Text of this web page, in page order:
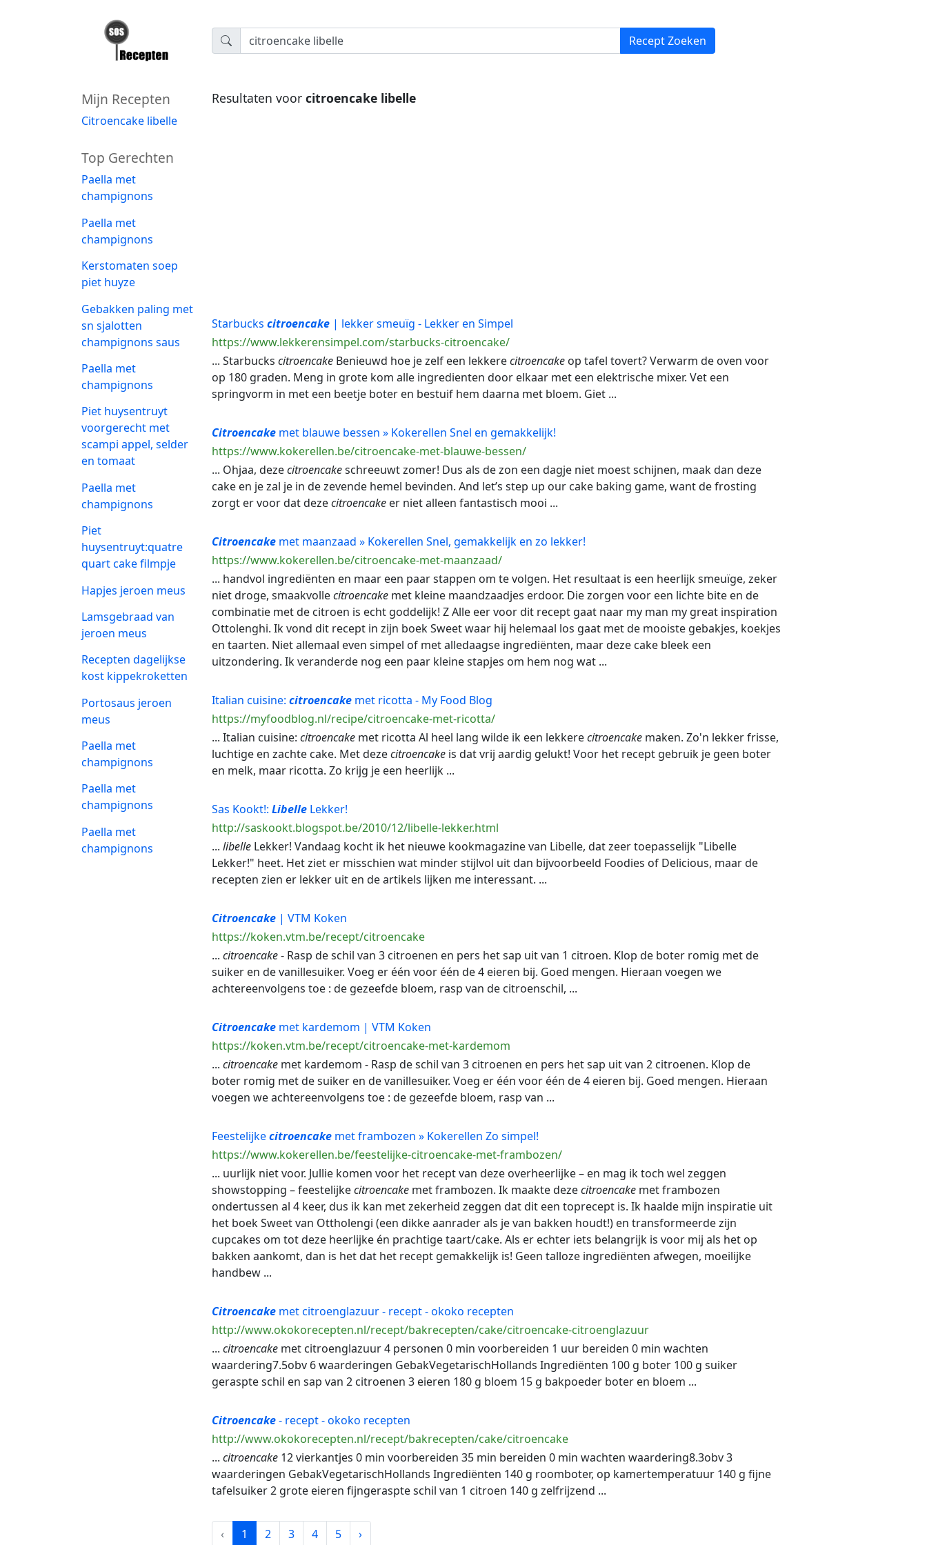
Mijn Recepten
Citroencake libelle
Top Gerechten
Paella met
champignons
Paella met
champignons
Kerstomaten soep
piet huyze
Gebakken paling met
sn sjalotten
champignons saus
Paella met
champignons
Piet huysentruyt
voorgerecht met
scampi appel, selder
en tomaat
Paella met
champignons
Piet
huysentruyt:quatre
quart cake filmpje
Hapjes jeroen meus
Lamsgebraad van
jeroen meus
Recepten dagelijkse
kost kippekroketten
Portosaus jeroen
meus
Paella met
champignons
Paella met
champignons
Paella met
champignons
Resultaten voor citroencake libelle
Starbucks citroencake| lekker smeuïg - Lekker en Simpel
https://www.lekkerensimpel.com/starbucks-citroencake/
... Starbucks citroencakeBenieuwd hoe je zelf een lekkerecitroencakeop tafel tovert? Verwarm de oven voor
op 180 graden. Meng in grote kom alle ingredienten door elkaar met een elektrische mixer. Vet een
springvorm in met een beetje boter en bestuif hem daarna met bloem. Giet ...
Citroencakemet blauwe bessen » Kokerellen Snel en gemakkelijk!
https://www.kokerellen.be/citroencake-met-blauwe-bessen/
... Ohjaa, dezecitroencakeschreeuwt zomer! Dus als de zon een dagje niet moest schijnen, maak dan deze
cake en je zal je in de zevende hemel bevinden. And let’s step up our cake baking game, want de frosting
zorgt er voor dat dezecitroencakeer niet alleen fantastisch mooi ...
Citroencakemet maanzaad » Kokerellen Snel, gemakkelijk en zo lekker!
https://www.kokerellen.be/citroencake-met-maanzaad/
... handvol ingrediënten en maar een paar stappen om te volgen. Het resultaat is een heerlijk smeuïge, zeker
niet droge, smaakvollecitroencakemet kleine maandzaadjes erdoor. Die zorgen voor een lichte bite en de
combinatie met de citroen is echt goddelijk! Z Alle eer voor dit recept gaat naar my man my great inspiration
Ottolenghi. Ik vond dit recept in zijn boek Sweet waar hij helemaal los gaat met de mooiste gebakjes, koekjes
en taarten. Niet allemaal even simpel of met alledaagse ingrediënten, maar deze cake bleek een
uitzondering. Ik veranderde nog een paar kleine stapjes om hem nog wat ...
Italian cuisine: citroencakemet ricotta - My Food Blog
https://myfoodblog.nl/recipe/citroencake-met-ricotta/
... Italian cuisine: citroencakemet ricotta Al heel lang wilde ik een lekkerecitroencakemaken. Zo'n lekker frisse,
luchtige en zachte cake. Met dezecitroencakeis dat vrij aardig gelukt! Voor het recept gebruik je geen boter
en melk, maar ricotta. Zo krijg je een heerlijk ...
Sas Kookt!: LibelleLekker!
http://saskookt.blogspot.be/2010/12/libelle-lekker.html
... libelleLekker! Vandaag kocht ik het nieuwe kookmagazine van Libelle, dat zeer toepasselijk "Libelle
Lekker!" heet. Het ziet er misschien wat minder stijlvol uit dan bijvoorbeeld Foodies of Delicious, maar de
recepten zien er lekker uit en de artikels lijken me interessant. ...
Citroencake| VTM Koken
https://koken.vtm.be/recept/citroencake
... citroencake- Rasp de schil van 3 citroenen en pers het sap uit van 1 citroen. Klop de boter romig met de
suiker en de vanillesuiker. Voeg er één voor één de 4 eieren bij. Goed mengen. Hieraan voegen we
achtereenvolgens toe : de gezeefde bloem, rasp van de citroenschil, ...
Citroencakemet kardemom | VTM Koken
https://koken.vtm.be/recept/citroencake-met-kardemom
... citroencakemet kardemom - Rasp de schil van 3 citroenen en pers het sap uit van 2 citroenen. Klop de
boter romig met de suiker en de vanillesuiker. Voeg er één voor één de 4 eieren bij. Goed mengen. Hieraan
voegen we achtereenvolgens toe : de gezeefde bloem, rasp van ...
Feestelijkecitroencakemet frambozen » Kokerellen Zo simpel!
https://www.kokerellen.be/feestelijke-citroencake-met-frambozen/
... uurlijk niet voor. Jullie komen voor het recept van deze overheerlijke – en mag ik toch wel zeggen
showstopping – feestelijkecitroencakemet frambozen. Ik maakte dezecitroencakemet frambozen
ondertussen al 4 keer, dus ik kan met zekerheid zeggen dat dit een toprecept is. Ik haalde mijn inspiratie uit
het boek Sweet van Ottholengi (een dikke aanrader als je van bakken houdt!) en transformeerde zijn
cupcakes om tot deze heerlijke én prachtige taart/cake. Als er echter iets belangrijk is voor mij als het op
bakken aankomt, dan is het dat het recept gemakkelijk is! Geen talloze ingrediënten afwegen, moeilijke
handbew ...
Citroencakemet citroenglazuur - recept - okoko recepten
http://www.okokorecepten.nl/recept/bakrecepten/cake/citroencake-citroenglazuur
... citroencakemet citroenglazuur 4 personen 0 min voorbereiden 1 uur bereiden 0 min wachten
waardering7.5obv 6 waarderingen GebakVegetarischHollands Ingrediënten 100 g boter 100 g suiker
geraspte schil en sap van 2 citroenen 3 eieren 180 g bloem 15 g bakpoeder boter en bloem ...
Citroencake- recept - okoko recepten
http://www.okokorecepten.nl/recept/bakrecepten/cake/citroencake
... citroencake12 vierkantjes 0 min voorbereiden 35 min bereiden 0 min wachten waardering8.3obv 3
waarderingen GebakVegetarischHollands Ingrediënten 140 g roomboter, op kamertemperatuur 140 g fijne
tafelsuiker 2 grote eieren fijngeraspte schil van 1 citroen 140 g zelfrijzend ...
‹ 1 2 3 4 5 ›